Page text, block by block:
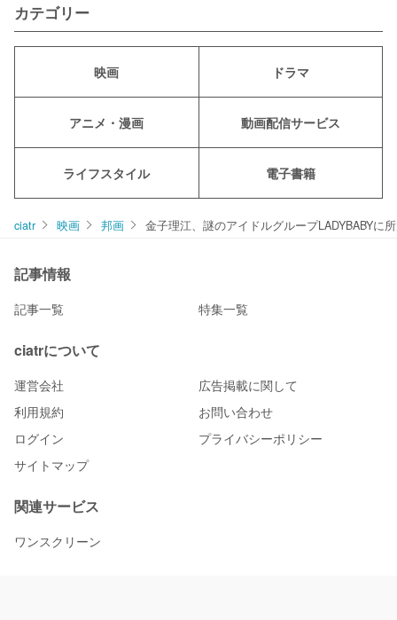
カテゴリー
映画 ドラマ
アニメ・漫画 動画配信サービス
ライフスタイル 電子書籍
ciatr 映画 邦画 金子理江、謎のアイドルグループLADYBABYに
記事情報
記事一覧 特集一覧
ciatrについて
運営会社
広告掲載に関して
利用規約
お問い合わせ
ログイン
プライバシーポリシー
サイトマップ
関連サービス
ワンスクリーン